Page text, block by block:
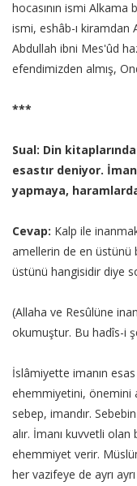
hocasının ismi Alkama
ismi, eshâb-ı kiramdan
Abdullah ibni Mes'ûd
efendimizden almış,
***
Sual: Din
esastır deniyor.
yapmaya,
Cevap: Kalp ile
amellerin de en üstünü
üstünü hangisidir diye
(Allaha ve Resûlüne
okumuştur. Bu hadîs-i
İslâmiyette imanın
ehemmiyetini, önemini
sebep, imandır.
alır. İmanı kuvvetli
ehemmiyet verir.
her vazifeye de ayrı